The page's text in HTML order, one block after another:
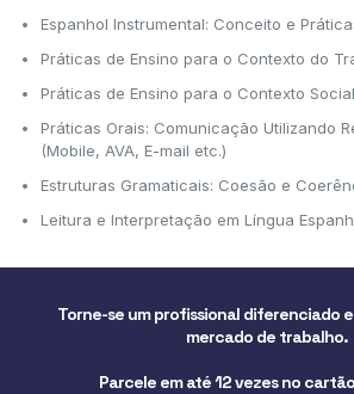
Espanhol Instrumental: Conceito e
Práticas de Ensino para o Contexto do
Práticas de Ensino para o Contexto Social
Práticas Orais: Comunicação Utilizando
(Mobile, AVA, E-mail etc.)
Estruturas Gramaticais: Coesão e
Leitura e Interpretação em Língua
Torne-se um profissional diferenciado
mercado de trabalho.
Parcele em até 12 vezes no